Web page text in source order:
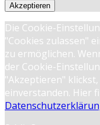
Akzeptieren
Die Cookie-
"Cookies zulassen"
zu ermöglichen.
der Cookie-
"Akzeptieren"
einverstanden. Hier